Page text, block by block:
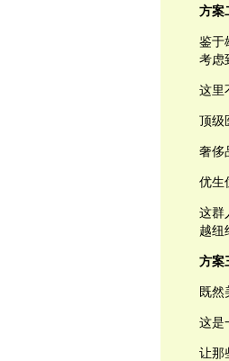
方案
鉴于
考虑
这里
顶级
奢侈
优生
这群
越纽
方案
既然
这是
让那